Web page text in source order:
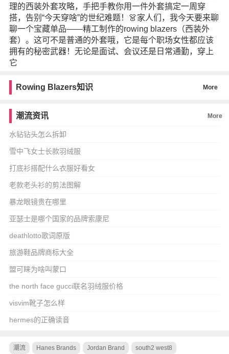
理的西装外套攻略，手把手教你用一件外套搞定一周穿
搭，告别“今天穿啥”的世纪难题！👗家人们，我今天要来聊
聊一个宝藏单品——精工制作的rowing blazers（西装外
套）。这可不是普通的外套哦，它是每个职场女性都应该
拥有的秘密武器！无论是面试、会议还是日常通勤，穿上
它
Rowing Blazers知识 More
潮流资讯 More
水钻钻头怎么拆卸
雪中飞女士长款羽绒服
打底衫搭配什么衣服好看女
老款老头衫的剪法图解
暴龙眼镜贵在哪里
亚瑟士是哪个国家的品牌索康尼
deathlotto歌词原版
旅游鞋品牌商标大全
盟可睐为啥叫蒙口
the north face gucci联名羽绒服价格
visvim靴子怎么样
hermes的正确读音
潮流 Hanes Brands Jordan Brand south2 west8